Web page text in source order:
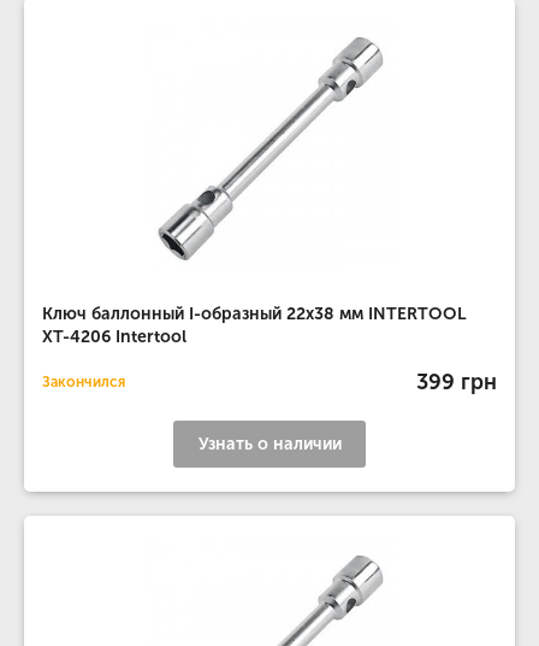
Ключ баллонный I-образный 22x38 мм INTERTOOL
XT-4206 Intertool
Закончился 399 грн
Узнать о наличии